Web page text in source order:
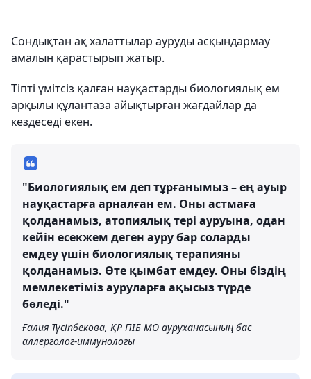
Сондықтан ақ халаттылар ауруды асқындармау
амалын қарастырып жатыр.
Тіпті үмітсіз қалған науқастарды биологиялық ем
арқылы құлантаза айықтырған жағдайлар да
кездеседі екен.
"Биологиялық ем деп тұрғанымыз – ең ауыр
науқастарға арналған ем. Оны астмаға
қолданамыз, атопиялық тері ауруына, одан
кейін есекжем деген ауру бар соларды
емдеу үшін биологиялық терапияны
қолданамыз. Өте қымбат емдеу. Оны біздің
мемлекетіміз ауруларға ақысыз түрде
бөледі."
Ғалия Түсіпбекова, ҚР ПІБ МО ауруханасының бас
аллерголог-иммунологы